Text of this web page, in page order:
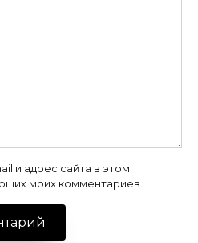
и адрес сайта в этом
моих комментариев.